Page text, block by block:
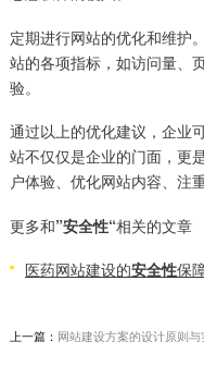
定期进行网站的优化和维护
站的各项指标，如访问量、
验。
通过以上的优化建议，企业
站不仅仅是企业的门面，更
户体验、优化网站内容、注
更多和”安全性“相关的文章
医药网站建设的安全性保
上一篇： 网站建设方案的设计原则